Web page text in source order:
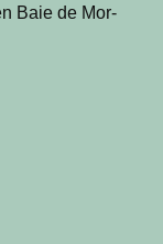
Baie de Mor­